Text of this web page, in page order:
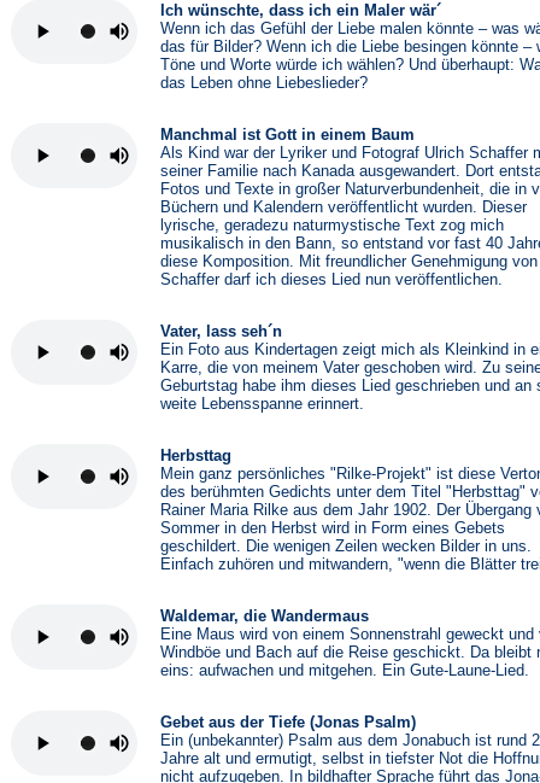
Ich wünschte, dass ich ein Maler wär´
Wenn ich das Gefühl der Liebe malen könnte – was
das für Bilder? Wenn ich die Liebe besingen könnte –
Töne und Worte würde ich wählen? Und überhaupt:
das Leben ohne Liebeslieder?
Manchmal ist Gott in einem Baum
Als Kind war der Lyriker und Fotograf Ulrich Schaffer
seiner Familie nach Kanada ausgewandert. Dort
Fotos und Texte in großer Naturverbundenheit, die in
Büchern und Kalendern veröffentlicht wurden. Dieser
lyrische, geradezu naturmystische Text zog mich
musikalisch in den Bann, so entstand vor fast 40
diese Komposition. Mit freundlicher Genehmigung
Schaffer darf ich dieses Lied nun veröffentlichen.
Vater, lass seh´n
Ein Foto aus Kindertagen zeigt mich als Kleinkind in
Karre, die von meinem Vater geschoben wird. Zu
Geburtstag habe ihm dieses Lied geschrieben und an
weite Lebensspanne erinnert.
Herbsttag
Mein ganz persönliches "Rilke-Projekt" ist diese
des berühmten Gedichts unter dem Titel "Herbsttag"
Rainer Maria Rilke aus dem Jahr 1902. Der Übergang
Sommer in den Herbst wird in Form eines Gebets
geschildert. Die wenigen Zeilen wecken Bilder in uns.
Einfach zuhören und mitwandern, "wenn die Blätter
Waldemar, die Wandermaus
Eine Maus wird von einem Sonnenstrahl geweckt und
Windböe und Bach auf die Reise geschickt. Da bleibt
eins: aufwachen und mitgehen. Ein Gute-Laune-Lied.
Gebet aus der Tiefe (Jonas Psalm)
Ein (unbekannter) Psalm aus dem Jonabuch ist rund
Jahre alt und ermutigt, selbst in tiefster Not die
nicht aufzugeben. In bildhafter Sprache führt das